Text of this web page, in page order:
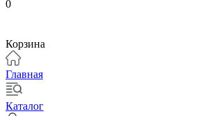
0
Корзина
Главная
Каталог